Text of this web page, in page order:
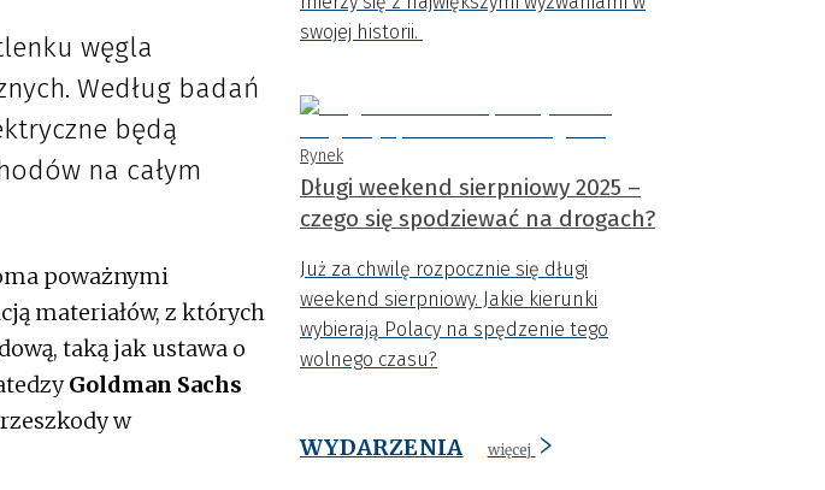
węgla
Według badań
będą
na całym
poważnymi
materiałów, z których
taką jak ustawa o
Goldman Sachs
w
swojej historii.
Rynek
Długi weekend sierpniowy 2025 –
czego się spodziewać na drogach?
Już za chwilę rozpocznie się długi
weekend sierpniowy. Jakie kierunki
wybierają Polacy na spędzenie tego
wolnego czasu?
WYDARZENIA więcej